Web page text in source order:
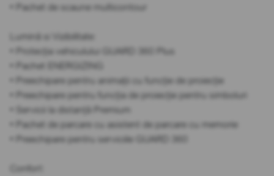
• Pachet de scaune multicontour
Lumină si Vizibilitate:
• Protecția vehiculului GUARD 360 Plus
• Pachet ENERGIZING
• Preechipare pentru animații cu funcție de proiecție
• Preechipare pentru funcția de proiecție pentru simboluri
• Servicii la distanță Premium
• Pachet de parcare cu asistent de parcare cu memorie
• Preechipare pentru serviciile GUARD 360
Confort: